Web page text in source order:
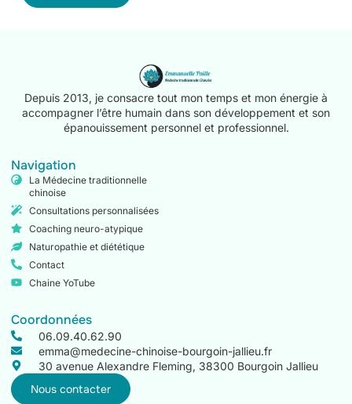
Depuis 2013, je consacre tout mon temps et mon énergie à
accompagner l’être humain dans son développement et son
épanouissement personnel et professionnel.
Navigation
La Médecine traditionnelle
chinoise
Consultations personnalisées
Coaching neuro-atypique
Naturopathie et diététique
Contact
Chaine YoTube
Coordonnées
06.09.40.62.90
emma@medecine-chinoise-bourgoin-jallieu.fr
30 avenue Alexandre Fleming, 38300 Bourgoin Jallieu
Nous contacter